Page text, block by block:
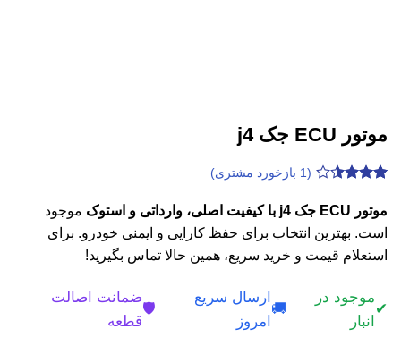
موتور ECU جک j4
3.5
از 5
در
امتیازدهی
مشتری
(
1 بازخورد مشتری)
موتور ECU جک j4 با کیفیت اصلی، وارداتی و استوک
موجود
است. بهترین انتخاب برای حفظ کارایی و ایمنی خودرو. برای
استعلام قیمت و خرید سریع، همین حالا تماس بگیرید!
✔
موجود در
انبار
🚚
ارسال سریع
امروز
🛡️
ضمانت اصالت
قطعه